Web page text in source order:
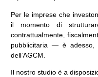
Per le imprese che
il momento di
contrattualmente,
pubblicitaria — è adesso,
dell’AGCM.
Il nostro studio è a